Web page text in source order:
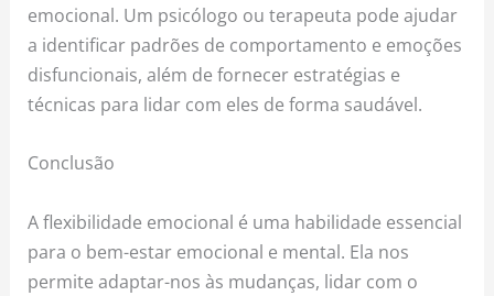
emocional. Um psicólogo ou terapeuta pode ajudar
a identificar padrões de comportamento e emoções
disfuncionais, além de fornecer estratégias e
técnicas para lidar com eles de forma saudável.
Conclusão
A flexibilidade emocional é uma habilidade essencial
para o bem-estar emocional e mental. Ela nos
permite adaptar-nos às mudanças, lidar com o